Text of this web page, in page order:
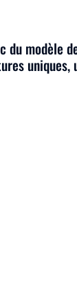
du modèle
uniques,